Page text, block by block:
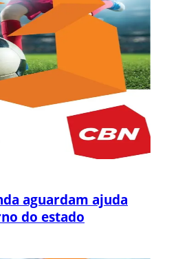
aguardam ajuda
do estado